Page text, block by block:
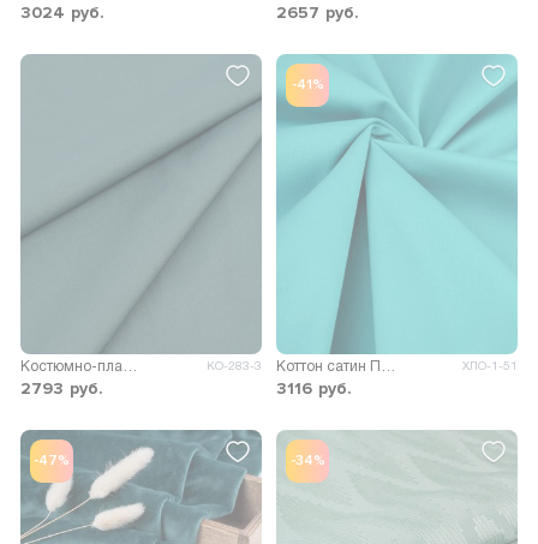
3024 руб. 2657 руб.
КО-283-3
2793 руб.
-41%
ХЛО-1-51
3116 руб.
-47% -34%